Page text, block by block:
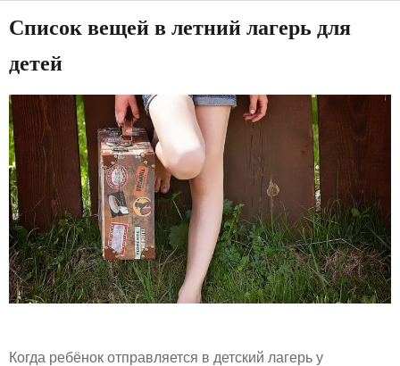
Список вещей в летний лагерь для
детей
Когда ребёнок отправляется в детский лагерь у